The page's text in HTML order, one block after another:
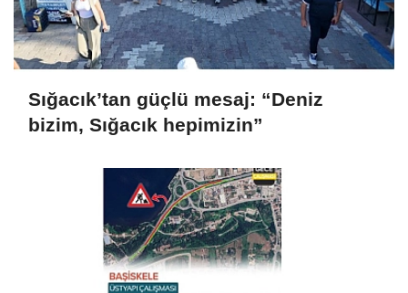
Sığacık’tan güçlü mesaj: “Deniz
bizim, Sığacık hepimizin”